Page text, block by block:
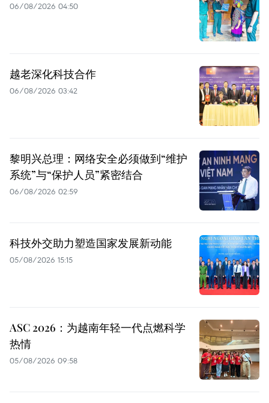
06/08/2026 04:50
越老深化科技合作
06/08/2026 03:42
黎明兴总理：网络安全必须做到“维护
系统”与“保护人员”紧密结合
06/08/2026 02:59
科技外交助力塑造国家发展新动能
05/08/2026 15:15
ASC 2026：为越南年轻一代点燃科学
热情
05/08/2026 09:58